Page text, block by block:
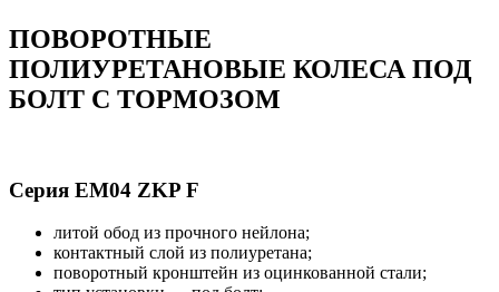
ПОВОРОТНЫЕ
ПОЛИУРЕТАНОВЫЕ КОЛЕСА ПОД
БОЛТ С ТОРМОЗОМ
Серия EM04 ZKP F
литой обод из прочного нейлона;
контактный слой из полиуретана;
поворотный кронштейн из оцинкованной стали;